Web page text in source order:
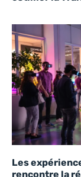
Les
rencontre la